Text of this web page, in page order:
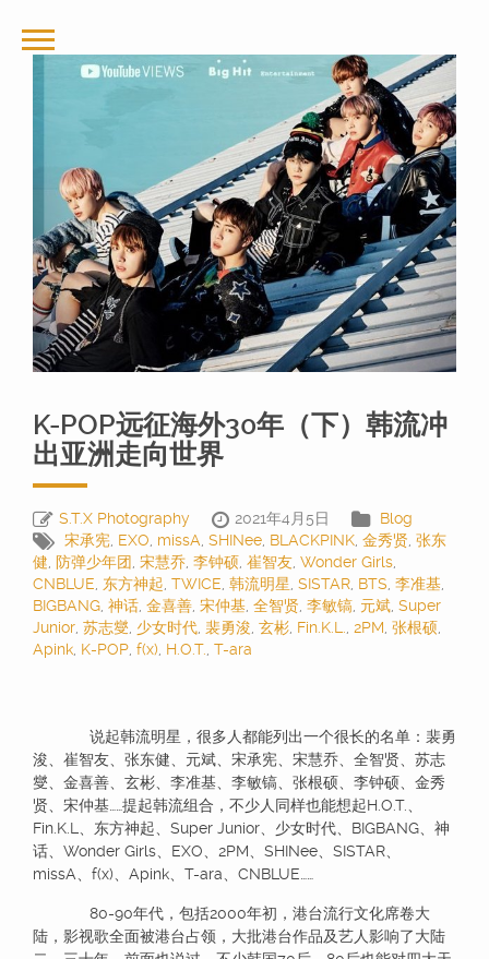
K-POP远征海外30年（下）韩流冲
出亚洲走向世界
S.T.X Photography 2021年4月5日
Blog
宋承宪, EXO, missA, SHINee, BLACKPINK, 金秀贤, 张东
健, 防弹少年团, 宋慧乔, 李钟硕, 崔智友, Wonder Girls,
CNBLUE, 东方神起, TWICE, 韩流明星, SISTAR, BTS, 李准基,
BIGBANG, 神话, 金喜善, 宋仲基, 全智贤, 李敏镐, 元斌, Super
Junior, 苏志燮, 少女时代, 裴勇浚, 玄彬, Fin.K.L., 2PM, 张根硕,
Apink, K-POP, f(x), H.O.T., T-ara
说起韩流明星，很多人都能列出一个很长的名单：裴勇
浚、崔智友、张东健、元斌、宋承宪、宋慧乔、全智贤、苏志
燮、金喜善、玄彬、李准基、李敏镐、张根硕、李钟硕、金秀
贤、宋仲基……提起韩流组合，不少人同样也能想起H.O.T.、
Fin.K.L、东方神起、Super Junior、少女时代、BIGBANG、神
话、Wonder Girls、EXO、2PM、SHINee、SISTAR、
missA、f(x)、Apink、T-ara、CNBLUE……
80-90年代，包括2000年初，港台流行文化席卷大
陆，影视歌全面被港台占领，大批港台作品及艺人影响了大陆